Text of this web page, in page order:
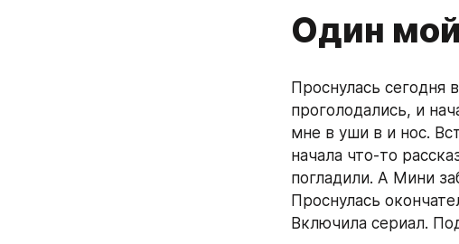
Один
Проснулась сегодня
проголодались, и
мне в уши в и нос.
начала что-то
погладили. А Мини
Проснулась
Включила сериал.